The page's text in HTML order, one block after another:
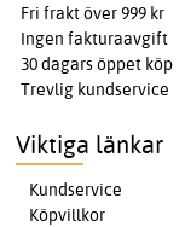
Fri frakt över 999 kr
Ingen fakturaavgift
30 dagars öppet köp
Trevlig kundservice
Viktiga länkar
Kundservice
Köpvillkor